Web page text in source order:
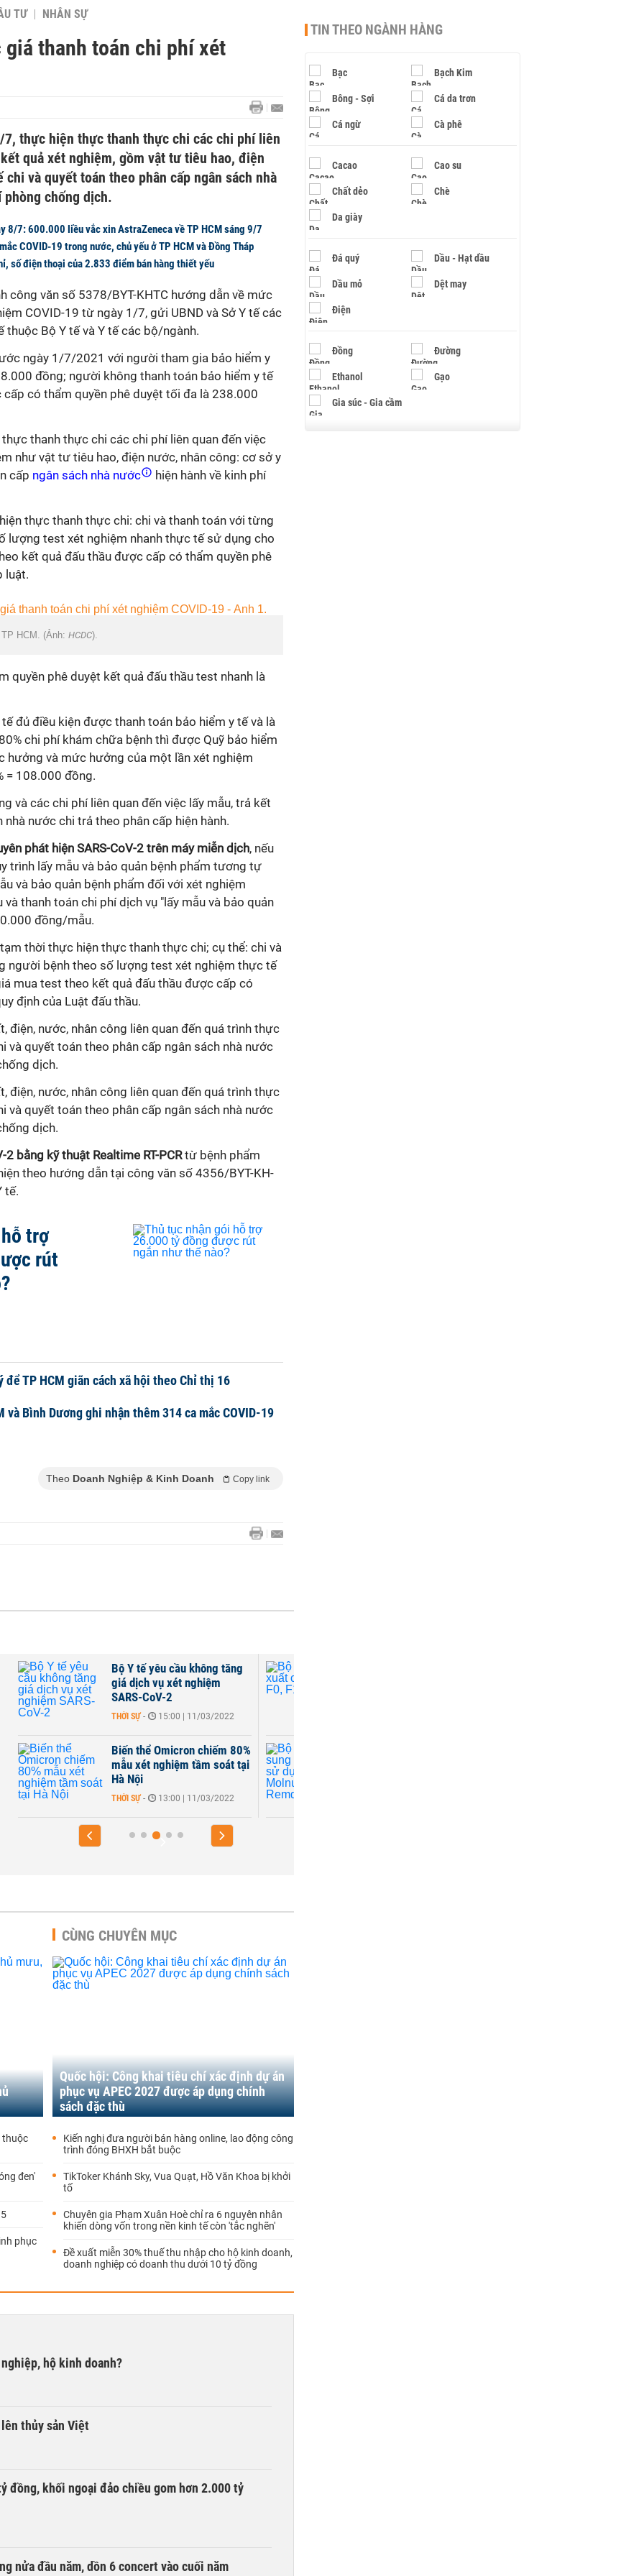
TƯ NHÂN SỰ
giá thanh toán chi phí xét
thực hiện thực thanh thực chi các chi phí liên
quả xét nghiệm, gồm vật tư tiêu hao, điện
và quyết toán theo phân cấp ngân sách nhà
chống dịch.
8/7: 600.000 liều vắc xin AstraZeneca về TP HCM sáng 9/7
COVID-19 trong nước, chủ yếu ở TP HCM và Đồng Tháp
số điện thoại của 2.833 điểm bán hàng thiết yếu
công văn số 5378/BYT-KHTC hướng dẫn về mức
COVID-19 từ ngày 1/7, gửi UBND và Sở Y tế các
Bộ Y tế và Y tế các bộ/ngành.
ngày 1/7/2021 với người tham gia bảo hiểm y
đồng; người không thanh toán bảo hiểm y tế
có thẩm quyền phê duyệt tối đa là 238.000
thanh thực chi các chi phí liên quan đến việc
như vật tư tiêu hao, điện nước, nhân công: cơ sở y
cấp ngân sách nhà nước
hiện hành về kinh phí
thực thanh thực chi: chi và thanh toán với từng
lượng test xét nghiệm nhanh thực tế sử dụng cho
kết quả đấu thầu được cấp có thẩm quyền phê
luật.
HCM. (Ảnh: HCDC).
quyền phê duyệt kết quả đấu thầu test nhanh là
đủ điều kiện được thanh toán bảo hiểm y tế và là
chi phí khám chữa bệnh thì được Quỹ bảo hiểm
hưởng và mức hưởng của một lần xét nghiệm
= 108.000 đồng.
và các chi phí liên quan đến việc lấy mẫu, trả kết
nước chi trả theo phân cấp hiện hành.
phát hiện SARS-CoV-2 trên máy miễn dịch, nếu
trình lấy mẫu và bảo quản bệnh phẩm tương tự
và bảo quản bệnh phẩm đối với xét nghiệm
thanh toán chi phí dịch vụ "lấy mẫu và bảo quản
đồng/mẫu.
thời thực hiện thực thanh thực chi; cụ thể: chi và
người bệnh theo số lượng test xét nghiệm thực tế
mua test theo kết quả đấu thầu được cấp có
định của Luật đấu thầu.
điện, nước, nhân công liên quan đến quá trình thực
và quyết toán theo phân cấp ngân sách nhà nước
dịch.
điện, nước, nhân công liên quan đến quá trình thực
và quyết toán theo phân cấp ngân sách nhà nước
dịch.
bằng kỹ thuật Realtime RT-PCRtừ bệnh phẩm
theo hướng dẫn tại công văn số 4356/BYT-KH-
tế.
trợ
rút
để TP HCM giãn cách xã hội theo Chỉ thị 16
và Bình Dương ghi nhận thêm 314 ca mắc COVID-19
Theo Doanh Nghiệp & Kinh Doanh Copy link
Bộ Y tế yêu cầu không tăng
giá dịch vụ xét nghiệm
SARS-CoV-2
THỜI SỰ - 15:00 | 11/03/2022
Biến thể Omicron chiếm 80%
mẫu xét nghiệm tầm soát tại
Hà Nội
THỜI SỰ - 13:00 | 11/03/2022
thuộc
đen'
phục
CÙNG CHUYÊN MỤC
Quốc hội: Công khai tiêu chí xác định dự án
phục vụ APEC 2027 được áp dụng chính
sách đặc thù
Kiến nghị đưa người bán hàng online, lao động công
trình đóng BHXH bắt buộc
TikToker Khánh Sky, Vua Quạt, Hồ Văn Khoa bị khởi
tố
Chuyên gia Phạm Xuân Hoè chỉ ra 6 nguyên nhân
khiến dòng vốn trong nền kinh tế còn 'tắc nghẽn'
Đề xuất miễn 30% thuế thu nhập cho hộ kinh doanh,
doanh nghiệp có doanh thu dưới 10 tỷ đồng
hộ kinh doanh?
thủy sản Việt
đồng, khối ngoại đảo chiều gom hơn 2.000 tỷ
nửa đầu năm, dồn 6 concert vào cuối năm
TIN THEO NGÀNH HÀNG
Bạc Bạch Kim
Bông - Sợi Cá da trơn
Cá ngừ Cà phê
Cacao Cao su
Chất dẻo Chè
Da giày
Đá quý Dầu - Hạt dầu
Dầu mỏ Dệt may
Điện
Đồng Đường
Ethanol Gạo
Gia súc - Gia cầm